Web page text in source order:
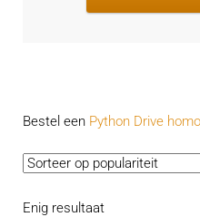
Bestel een Python Drive
Enig resultaat